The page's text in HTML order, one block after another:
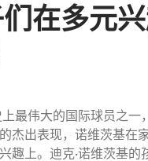
在多元
最伟大的国际球员之一
杰出表现，诺维茨基在
趣上。迪克·诺维茨基